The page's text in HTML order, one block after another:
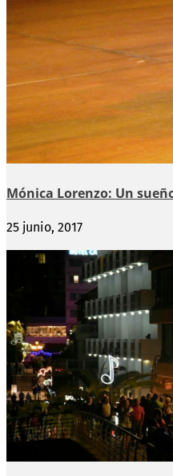
Mónica Lorenzo: Un
25 junio, 2017